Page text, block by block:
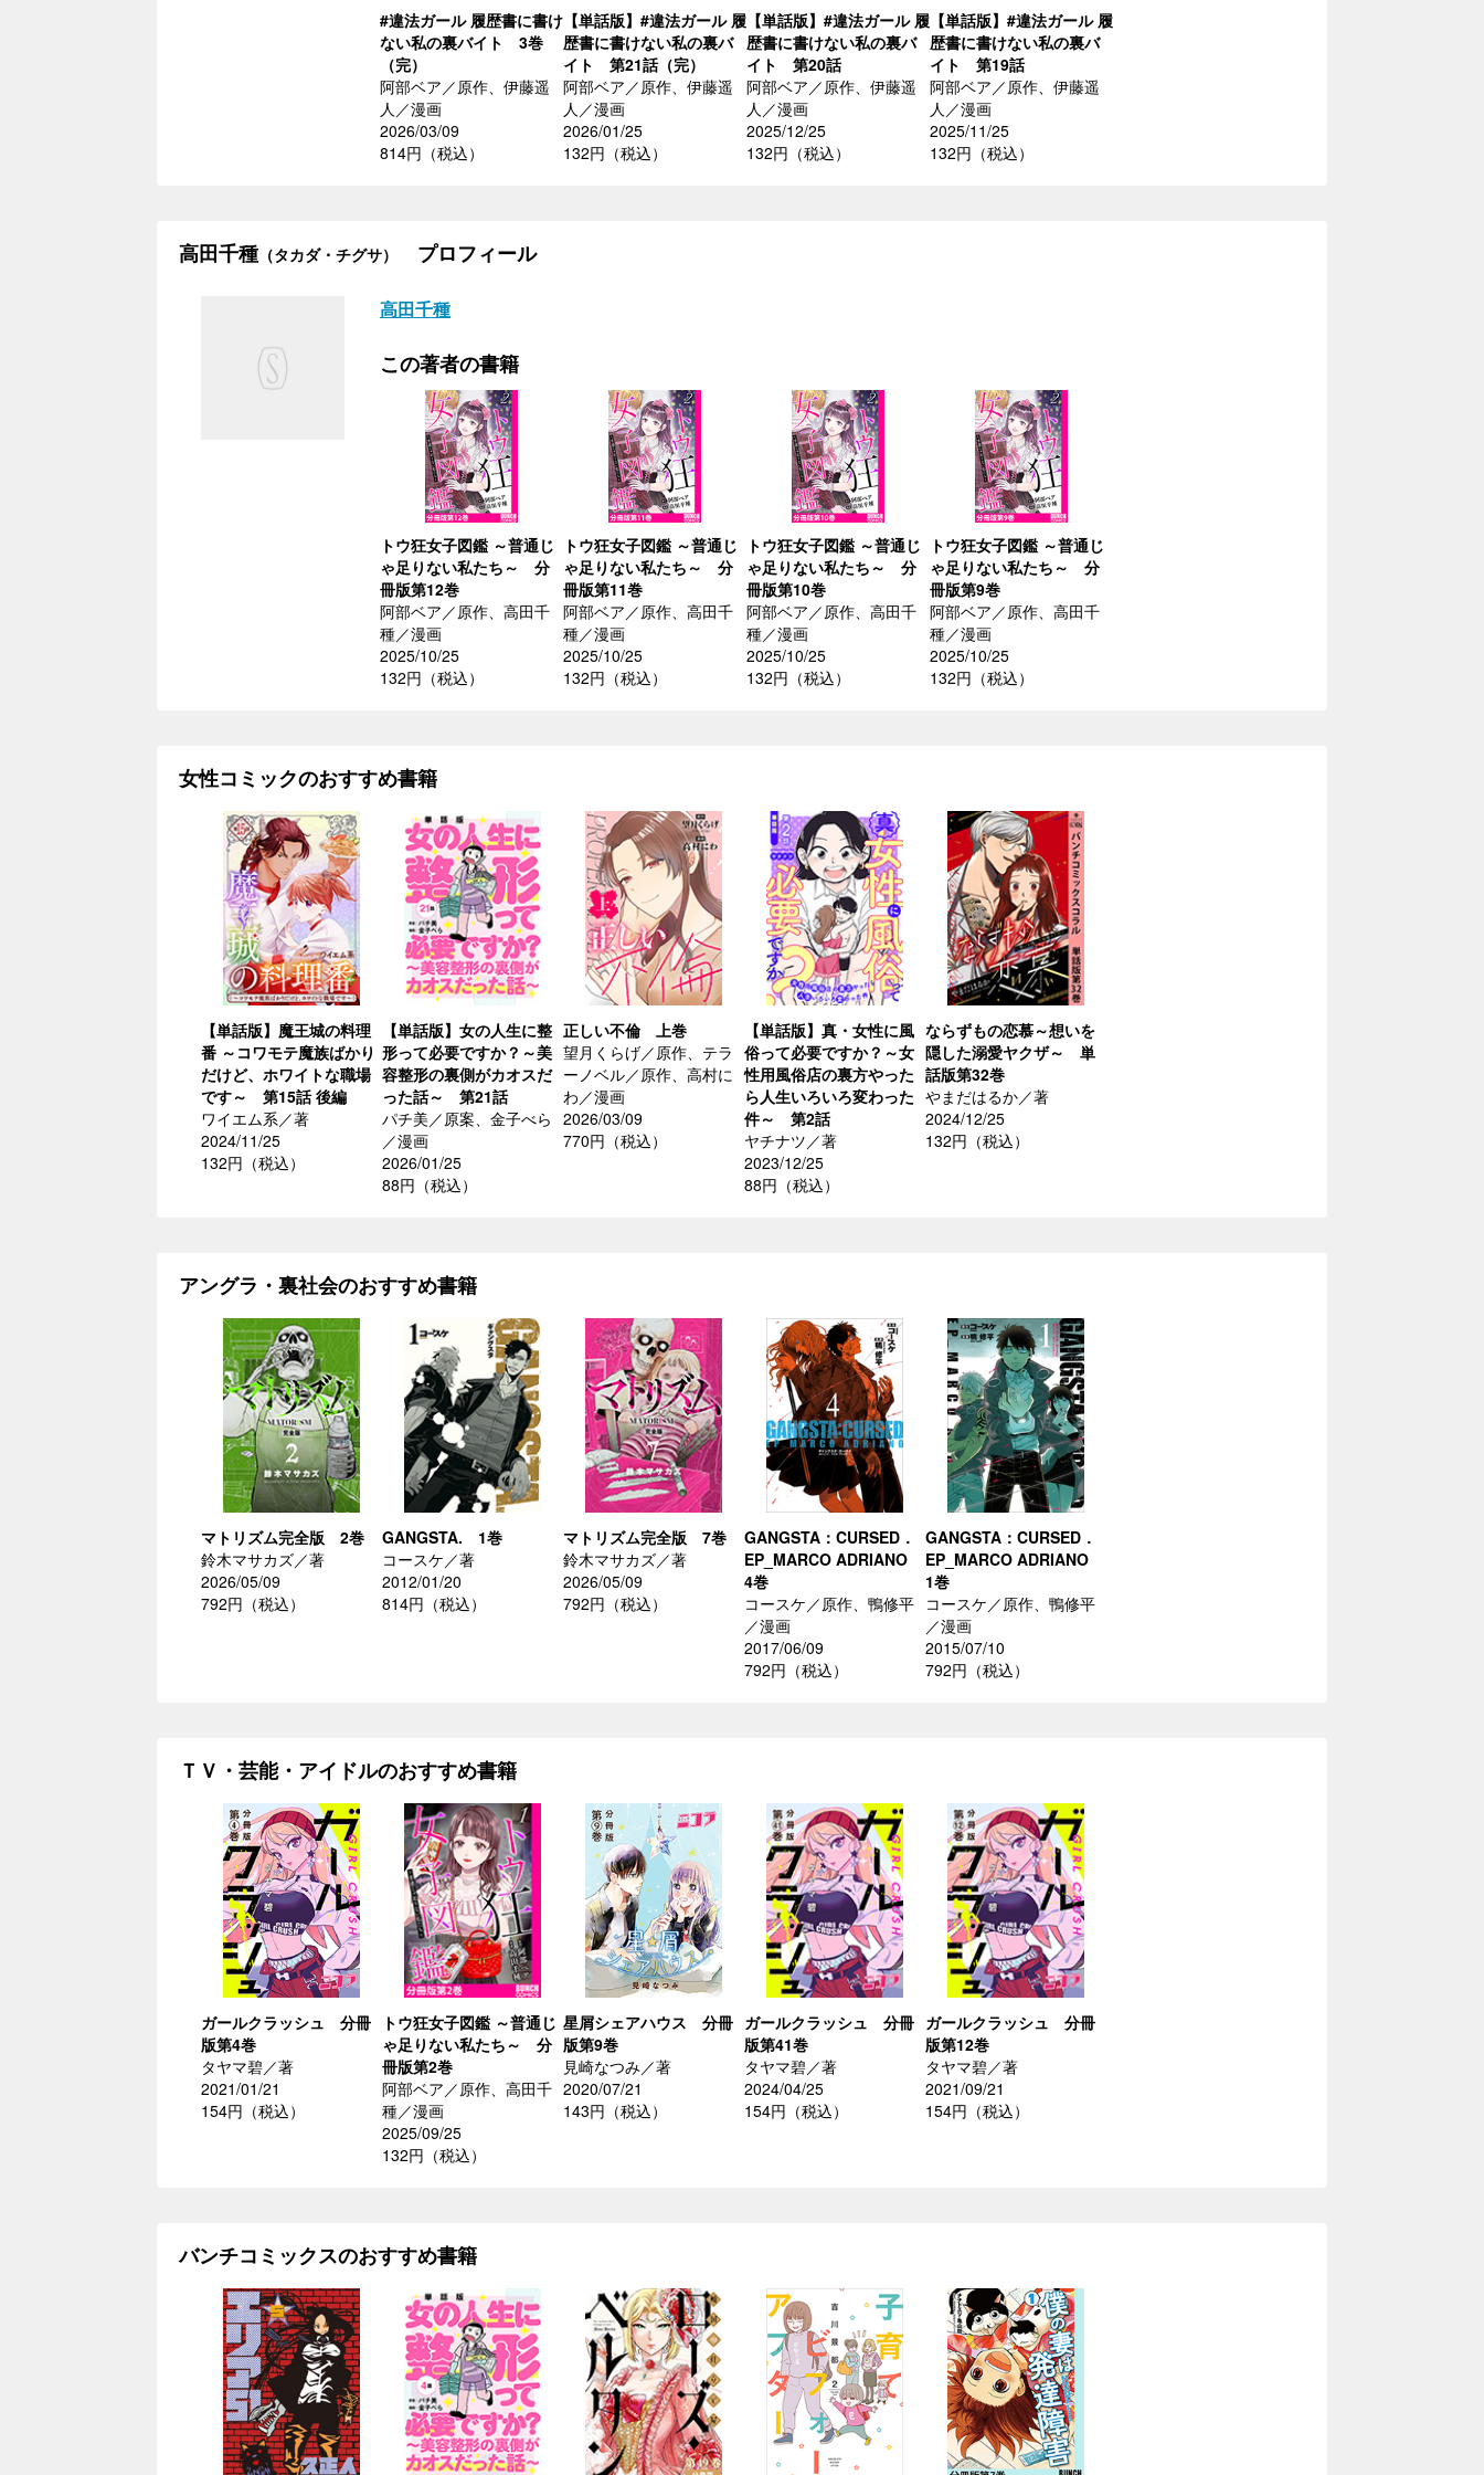
#違法ガール 履歴書に書け
ない私の裏バイト 3巻
（完）
阿部ベア／原作、伊藤遥
人／漫画
2026/03/09
814円（税込）
【単話版】#違法ガール 履
歴書に書けない私の裏バ
イト 第21話（完）
阿部ベア／原作、伊藤遥
人／漫画
2026/01/25
132円（税込）
【単話版】#違法ガール 履
歴書に書けない私の裏バ
イト 第20話
阿部ベア／原作、伊藤遥
人／漫画
2025/12/25
132円（税込）
【単話版】#違法ガール 履
歴書に書けない私の裏バ
イト 第19話
阿部ベア／原作、伊藤遥
人／漫画
2025/11/25
132円（税込）
高田千種 （タカダ・チグサ） プロフィール
高田千種
この著者の書籍
トウ狂女子図鑑 ～普通じ
ゃ足りない私たち～ 分
冊版第12巻
阿部ベア／原作、高田千
種／漫画
2025/10/25
132円（税込）
トウ狂女子図鑑 ～普通じ
ゃ足りない私たち～ 分
冊版第11巻
阿部ベア／原作、高田千
種／漫画
2025/10/25
132円（税込）
トウ狂女子図鑑 ～普通じ
ゃ足りない私たち～ 分
冊版第10巻
阿部ベア／原作、高田千
種／漫画
2025/10/25
132円（税込）
トウ狂女子図鑑 ～普通じ
ゃ足りない私たち～ 分
冊版第9巻
阿部ベア／原作、高田千
種／漫画
2025/10/25
132円（税込）
女性コミックのおすすめ書籍
【単話版】魔王城の料理
番 ～コワモテ魔族ばかり
だけど、ホワイトな職場
です～ 第15話 後編
ワイエム系／著
2024/11/25
132円（税込）
【単話版】女の人生に整
形って必要ですか？～美
容整形の裏側がカオスだ
った話～ 第21話
パチ美／原案、金子べら
／漫画
2026/01/25
88円（税込）
正しい不倫 上巻
望月くらげ／原作、テラ
ーノベル／原作、高村に
わ／漫画
2026/03/09
770円（税込）
【単話版】真・女性に風
俗って必要ですか？～女
性用風俗店の裏方やった
ら人生いろいろ変わった
件～ 第2話
ヤチナツ／著
2023/12/25
88円（税込）
ならずもの恋慕～想いを
隠した溺愛ヤクザ～ 単
話版第32巻
やまだはるか／著
2024/12/25
132円（税込）
アングラ・裏社会のおすすめ書籍
マトリズム完全版 2巻
鈴木マサカズ／著
2026/05/09
792円（税込）
GANGSTA. 1巻
コースケ／著
2012/01/20
814円（税込）
マトリズム完全版 7巻
鈴木マサカズ／著
2026/05/09
792円（税込）
GANGSTA：CURSED．
EP_MARCO ADRIANO
4巻
コースケ／原作、鴨修平
／漫画
2017/06/09
792円（税込）
GANGSTA：CURSED．
EP_MARCO ADRIANO
1巻
コースケ／原作、鴨修平
／漫画
2015/07/10
792円（税込）
ＴＶ・芸能・アイドルのおすすめ書籍
ガールクラッシュ 分冊
版第4巻
タヤマ碧／著
2021/01/21
154円（税込）
トウ狂女子図鑑 ～普通じ
ゃ足りない私たち～ 分
冊版第2巻
阿部ベア／原作、高田千
種／漫画
2025/09/25
132円（税込）
星屑シェアハウス 分冊
版第9巻
見崎なつみ／著
2020/07/21
143円（税込）
ガールクラッシュ 分冊
版第41巻
タヤマ碧／著
2024/04/25
154円（税込）
ガールクラッシュ 分冊
版第12巻
タヤマ碧／著
2021/09/21
154円（税込）
バンチコミックスのおすすめ書籍